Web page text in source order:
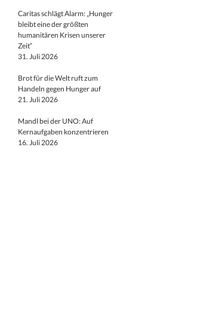
Caritas schlägt Alarm: „Hunger
bleibt eine der größten
humanitären Krisen unserer
Zeit“
31. Juli 2026
Brot für die Welt ruft zum
Handeln gegen Hunger auf
21. Juli 2026
Mandl bei der UNO: Auf
Kernaufgaben konzentrieren
16. Juli 2026